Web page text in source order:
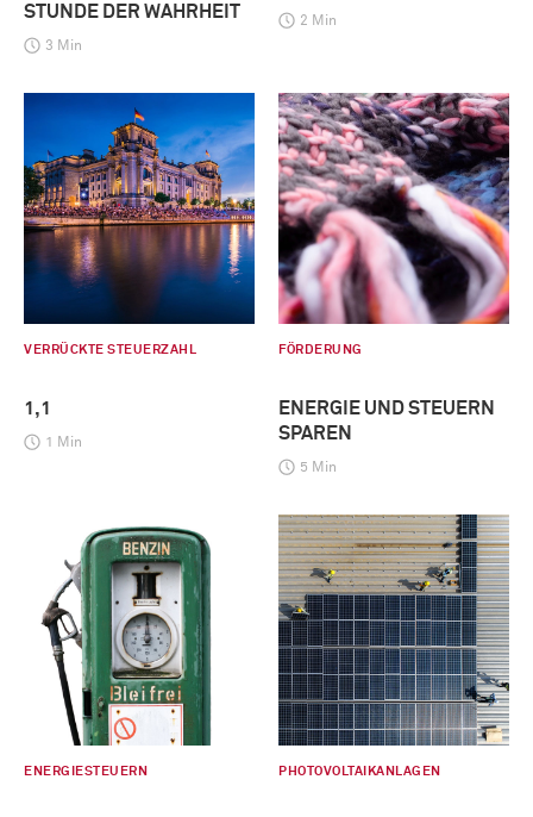
STUNDE DER WAHRHEIT
3 Min
2 Min
VERRÜCKTE STEUERZAHL
1,1
1 Min
FÖRDERUNG
ENERGIE UND STEUERN
SPAREN
5 Min
ENERGIESTEUERN PHOTOVOLTAIKANLAGEN